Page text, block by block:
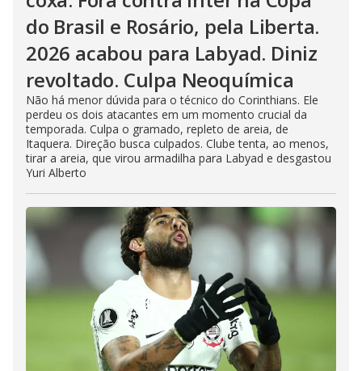
do Brasil e Rosário, pela Liberta.
2026 acabou para Labyad. Diniz
revoltado. Culpa Neoquímica
Não há menor dúvida para o técnico do Corinthians. Ele
perdeu os dois atacantes em um momento crucial da
temporada. Culpa o gramado, repleto de areia, de
Itaquera. Direção busca culpados. Clube tenta, ao menos,
tirar a areia, que virou armadilha para Labyad e desgastou
Yuri Alberto